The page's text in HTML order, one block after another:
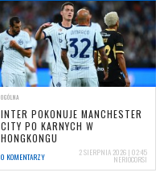
OGÓLNA
INTER POKONUJE MANCHESTER
CITY PO KARNYCH W
HONGKONGU
0 KOMENTARZY 2 SIERPNIA 2026 | 02:45
NERIOCORSI